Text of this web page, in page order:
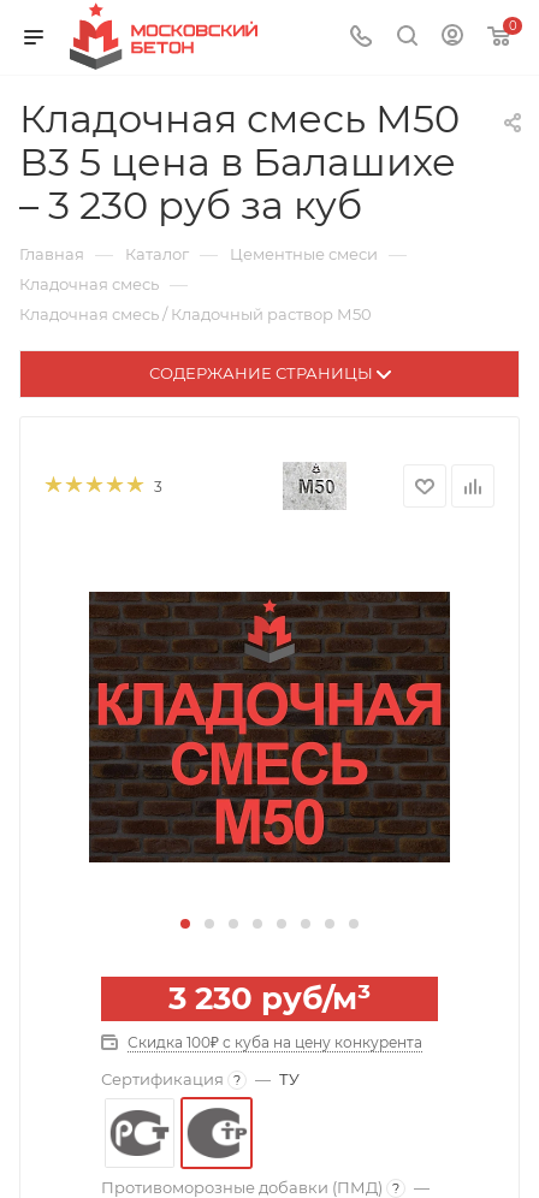
0
Кладочная смесь М50
В3 5 цена в Балашихе
– 3 230 руб за куб
Главная — Каталог — Цементные смеси —
Кладочная смесь —
Кладочная смесь / Кладочный раствор М50
СОДЕРЖАНИЕ СТРАНИЦЫ
3
3 230 руб/м³
Скидка 100₽ с куба на цену конкурента
Сертификация ? — ТУ
Противоморозные добавки (ПМД) ?
—